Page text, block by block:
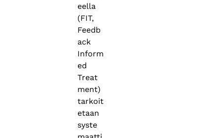
eella
(FIT,
Feedb
ack
Inform
ed
Treat
ment)
tarkoit
etaan
syste